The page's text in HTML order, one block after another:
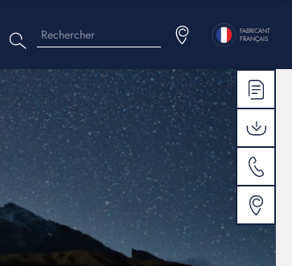
Rechercher
Menu
FABRICANT
FRANÇAIS